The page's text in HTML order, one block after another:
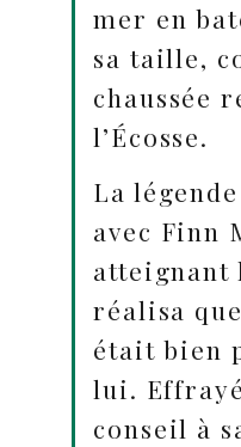
mer en
sa taille,
chaussée
l’Écosse.
La
avec Finn
atteignant
réalisa
était bien
lui.
conseil à